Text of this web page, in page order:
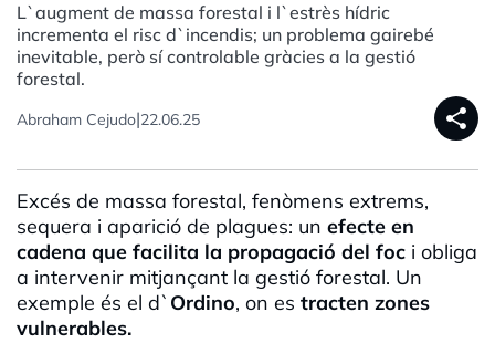
L`augment de massa forestal i l`estrès hídric
incrementa el risc d`incendis; un problema gairebé
inevitable, però sí controlable gràcies a la gestió
forestal.
Abraham Cejudo|22.06.25 share
Excés de massa forestal, fenòmens extrems,
sequera i aparició de plagues: un efecte en
cadena que facilita la propagació del foc i obliga
a intervenir mitjançant la gestió forestal. Un
exemple és el d` Ordino, on es tracten zones
vulnerables.